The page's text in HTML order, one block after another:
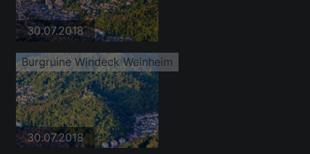
30.07.2018
Burgruine Windeck Weinheim
30.07.2018